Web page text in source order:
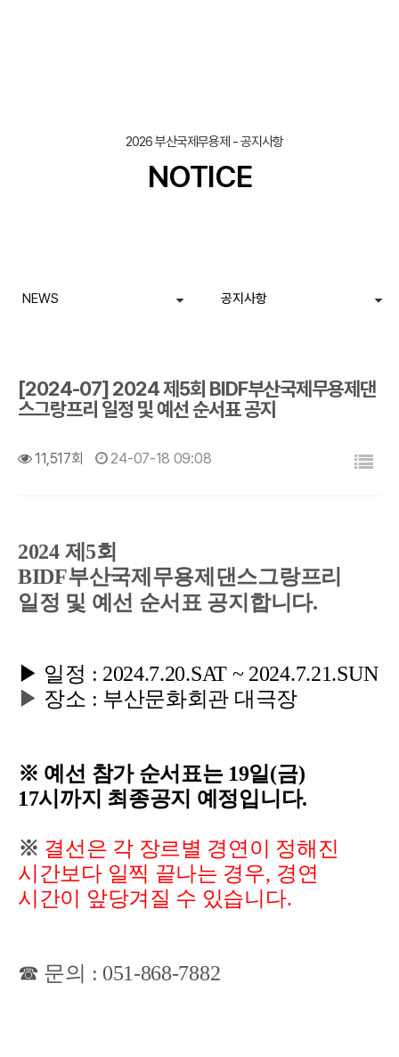
2026 부산국제무용제 - 공지사항
NOTICE
NEWS 공지사항
[2024-07] 2024 제5회 BIDF부산국제무용제댄
스그랑프리 일정 및 예선 순서표 공지
11,517회 24-07-18 09:08
2024 제5회
BIDF부산국제무용제댄스그랑프리
일정 및 예선 순서표 공지합니다.
▶ 일정 : 2024.7.20.SAT ~ 2024.7.21.SUN
▶ 장소 : 부산문화회관 대극장
※ 예선 참가 순서표는 19일(금)
17시까지 최종공지 예정입니다.
※ 결선은 각 장르별 경연이 정해진
시간보다 일찍 끝나는 경우, 경연
시간이 앞당겨질 수 있습니다.
☎ 문의 : 051-868-7882